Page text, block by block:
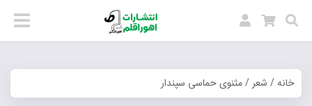
خانه/ شعر / مثنوی حماسی سپندار